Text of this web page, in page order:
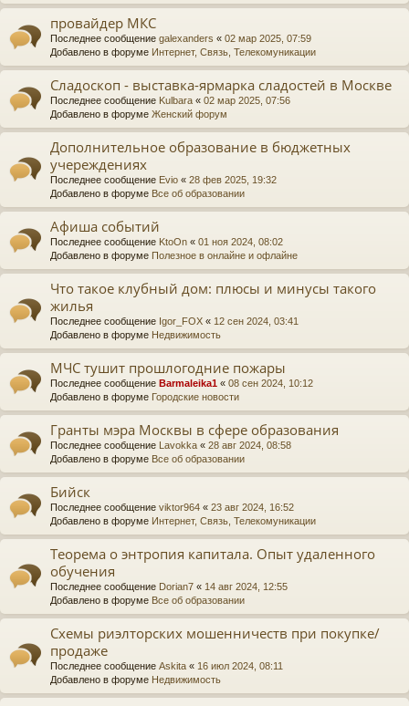
провайдер МКС
Последнее сообщение galexanders « 02 мар 2025, 07:59
Добавлено в форуме Интернет, Связь, Телекомуникации
Сладоскоп - выставка-ярмарка сладостей в Москве
Последнее сообщение Kulbara « 02 мар 2025, 07:56
Добавлено в форуме Женский форум
Дополнительное образование в бюджетных
учереждениях
Последнее сообщение Evio « 28 фев 2025, 19:32
Добавлено в форуме Все об образовании
Афиша событий
Последнее сообщение KtoOn « 01 ноя 2024, 08:02
Добавлено в форуме Полезное в онлайне и офлайне
Что такое клубный дом: плюсы и минусы такого
жилья
Последнее сообщение Igor_FOX « 12 сен 2024, 03:41
Добавлено в форуме Недвижимость
МЧС тушит прошлогодние пожары
Последнее сообщение Barmaleika1 « 08 сен 2024, 10:12
Добавлено в форуме Городские новости
Гранты мэра Москвы в сфере образования
Последнее сообщение Lavokka « 28 авг 2024, 08:58
Добавлено в форуме Все об образовании
Бийск
Последнее сообщение viktor964 « 23 авг 2024, 16:52
Добавлено в форуме Интернет, Связь, Телекомуникации
Теорема о энтропия капитала. Опыт удаленного
обучения
Последнее сообщение Dorian7 « 14 авг 2024, 12:55
Добавлено в форуме Все об образовании
Схемы риэлторских мошенничеств при покупке/
продаже
Последнее сообщение Askita « 16 июл 2024, 08:11
Добавлено в форуме Недвижимость